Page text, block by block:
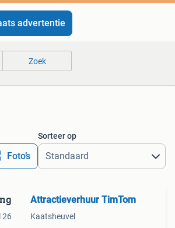
advertentie
Zoek
Foto’s
Sorteer op
26
Attractieverhuur TimTom
Kaatsheuvel